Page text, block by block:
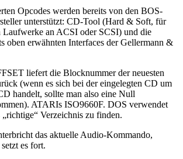
Opcodes werden bereits von den BOS-
unterstützt: CD-Tool (Hard & Soft, für
Laufwerke an ACSI oder SCSI) und die
oben erwähnten Interfaces der Gellermann &
liefert die Blocknummer der neuesten
(wenn es sich bei der eingelegten CD um
handelt, sollte man also eine Null
ATARIs ISO9660F. DOS verwendet
„richtige“ Verzeichnis zu finden.
das aktuelle Audio-Kommando,
es fort.